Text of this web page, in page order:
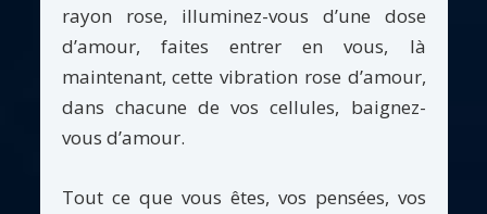
rayon rose, illuminez-vous d’une dose
d’amour, faites entrer en vous, là
maintenant, cette vibration rose d’amour,
dans chacune de vos cellules, baignez-
vous d’amour.
Tout ce que vous êtes, vos pensées, vos